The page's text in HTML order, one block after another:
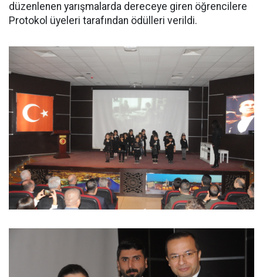
düzenlenen yarışmalarda dereceye giren öğrencilere
Protokol üyeleri tarafından ödülleri verildi.